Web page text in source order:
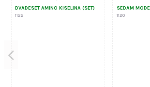
DVADESET AMINO KISELINA (SET)
1122
SEDAM
1120